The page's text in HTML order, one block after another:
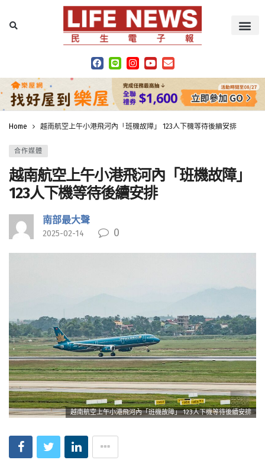
Home 越南航空上午小港飛河內「班機故障」 123人下機等待後續安排
合作媒體
越南航空上午小港飛河內「班機故障」
123人下機等待後續安排
南部最大聲
2025-02-14 0
越南航空上午小港飛河內「班機故障」 123人下機等待後續安排